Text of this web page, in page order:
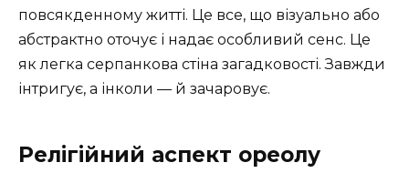
повсякденному житті. Це все, що візуально або
абстрактно оточує і надає особливий сенс. Це
як легка серпанкова стіна загадковості. Завжди
інтригує, а інколи — й зачаровує.
Релігійний аспект ореолу